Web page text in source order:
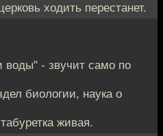
ходить перестанет.
воды" - звучит само по
биологии, наука о
живая.